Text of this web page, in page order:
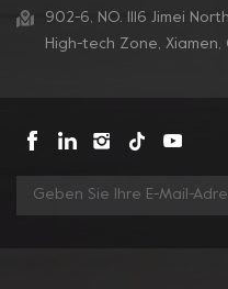
902-6, NO. 1116 Jimei
High-tech Zone, Xiamen,